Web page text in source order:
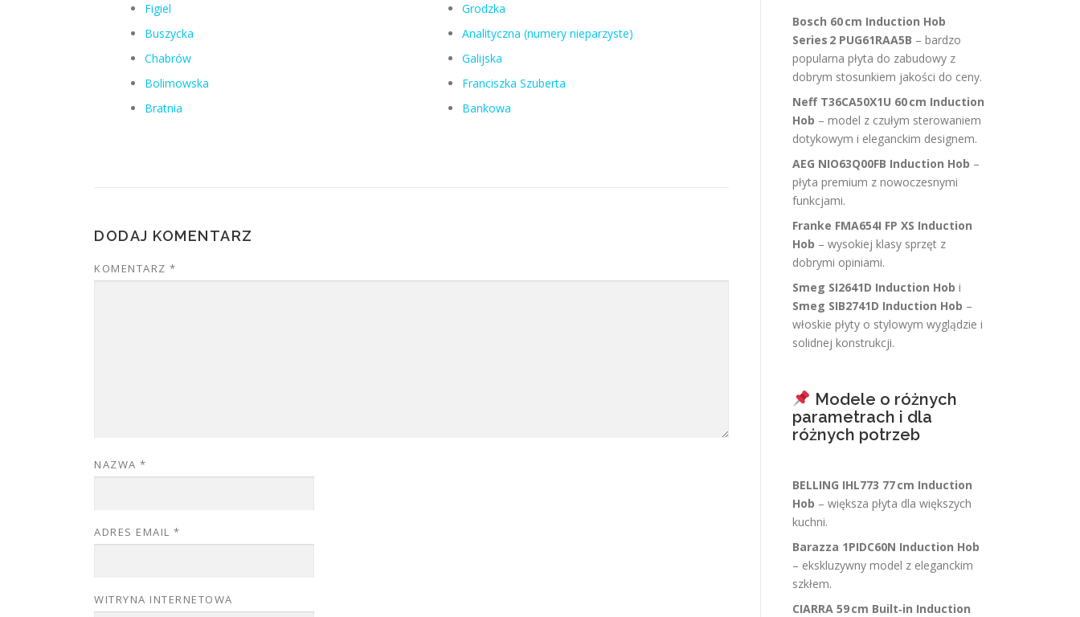
Figiel
Buszycka
Chabrów
Bolimowska
Bratnia
Grodzka
Analityczna (numery nieparzyste)
Galijska
Franciszka Szuberta
Bankowa
DODAJ KOMENTARZ
KOMENTARZ *
NAZWA *
ADRES EMAIL *
WITRYNA INTERNETOWA
Bosch 60 cm Induction Hob
Series 2 PUG61RAA5B – bardzo
popularna płyta do zabudowy z
dobrym stosunkiem jakości do ceny.
Neff T36CA50X1U 60 cm Induction
Hob – model z czułym sterowaniem
dotykowym i eleganckim designem.
AEG NIO63Q00FB Induction Hob –
płyta premium z nowoczesnymi
funkcjami.
Franke FMA654I FP XS Induction
Hob – wysokiej klasy sprzęt z
dobrymi opiniami.
Smeg SI2641D Induction Hob i
Smeg SIB2741D Induction Hob –
włoskie płyty o stylowym wyglądzie i
solidnej konstrukcji.
Modele o różnych
parametrach i dla
różnych potrzeb
BELLING IHL773 77 cm Induction
Hob – większa płyta dla większych
kuchni.
Barazza 1PIDC60N Induction Hob
– ekskluzywny model z eleganckim
szkłem.
CIARRA 59 cm Built‑in Induction